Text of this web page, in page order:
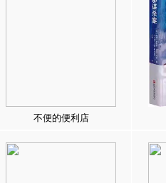
不便的便利店